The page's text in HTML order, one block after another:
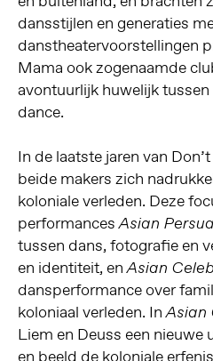
dansstijlen en generaties
danstheatervoorstellingen
Mama ook zogenaamde
avontuurlijk huwelijk
dance.
In de laatste jaren van
beide makers zich
koloniale verleden. Deze
performancesAsian
tussen dans, fotografie en
en identiteit, enAsian
dansperformance over
koloniaal verleden. InAsian
Liem en Deuss een nieuwe
en beeld de koloniale